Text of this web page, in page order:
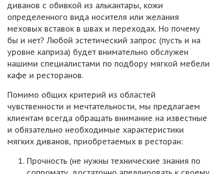
диванов с обивкой из алькантары, кожи
определенного вида носителя или желания
меховых вставок в швах и переходах. Но почему
бы и нет? Любой эстетический запрос (пусть и на
уровне каприза) будет внимательно обслужен
нашими специалистами по подбору мягкой мебели
кафе и ресторанов.
Помимо общих критерий из областей
чувственности и мечтательности, мы предлагаем
клиентам всегда обращать внимание на известные
и обязательно необходимые характеристики
мягких диванов, приобретаемых в ресторан:
Прочность (не нужны технические знания по